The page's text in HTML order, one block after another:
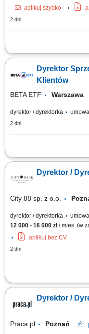
aplikuj szybko
2 dni
Opis stanowiska
Koordynowanie działań
sprzedażowych oraz bieżący
Dyrektor
Klientów
BETA ETF
dyrektor / dyrektorka
2 dni
Twoja misja, czyli czym
Utrzymujemy najwyższe
współpracy. Rozwój
Dyrektor /
City 88 sp. z o.o.
dyrektor / dyrektorka
12 000 - 16 000 zł/ mies. (w
aplikuj bez CV
2 dni
Odpowiedzialność za
konferencji, eventów,
pozyskiwanie nowych
Dyrektor /
Praca.pl Poznań